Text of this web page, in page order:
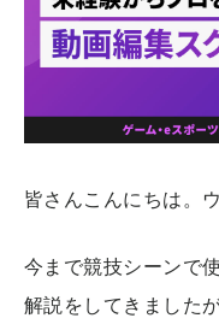
皆さんこんにちは。
今まで競技シーンで
解説をしてきました